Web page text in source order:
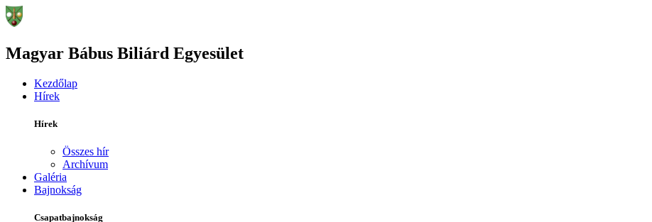
Magyar Bábus Biliárd Egyesület
Kezdőlap
Hírek
Hírek
Összes hír
Archívum
Galéria
Bajnokság
Csapatbajnokság